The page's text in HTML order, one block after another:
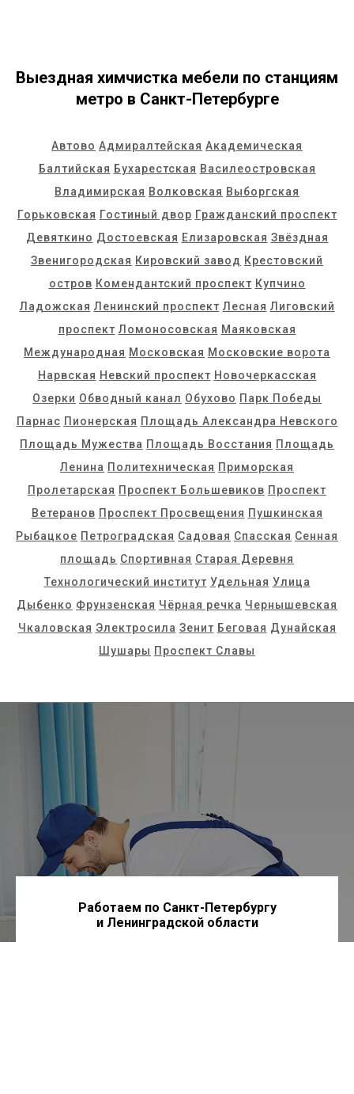
Выездная химчистка мебели по станциям
метро в Санкт-Петербурге
Автово Адмиралтейская Академическая
Балтийская Бухарестская Василеостровская
Владимирская Волковская Выборгская
Горьковская Гостиный двор Гражданский проспект
Девяткино Достоевская Елизаровская Звёздная
Звенигородская Кировский завод Крестовский
остров Комендантский проспект Купчино
Ладожская Ленинский проспект Лесная Лиговский
проспект Ломоносовская Маяковская
Международная Московская Московские ворота
Нарвская Невский проспект Новочеркасская
Озерки Обводный канал Обухово Парк Победы
Парнас Пионерская Площадь Александра Невского
Площадь Мужества Площадь Восстания Площадь
Ленина Политехническая Приморская
Пролетарская Проспект Большевиков Проспект
Ветеранов Проспект Просвещения Пушкинская
Рыбацкое Петроградская Садовая Спасская Сенная
площадь Спортивная Старая Деревня
Технологический институт Удельная Улица
Дыбенко Фрунзенская Чёрная речка Чернышевская
Чкаловская Электросила Зенит Беговая Дунайская
Шушары Проспект Славы
Работаем по Санкт-Петербургу
и Ленинградской области